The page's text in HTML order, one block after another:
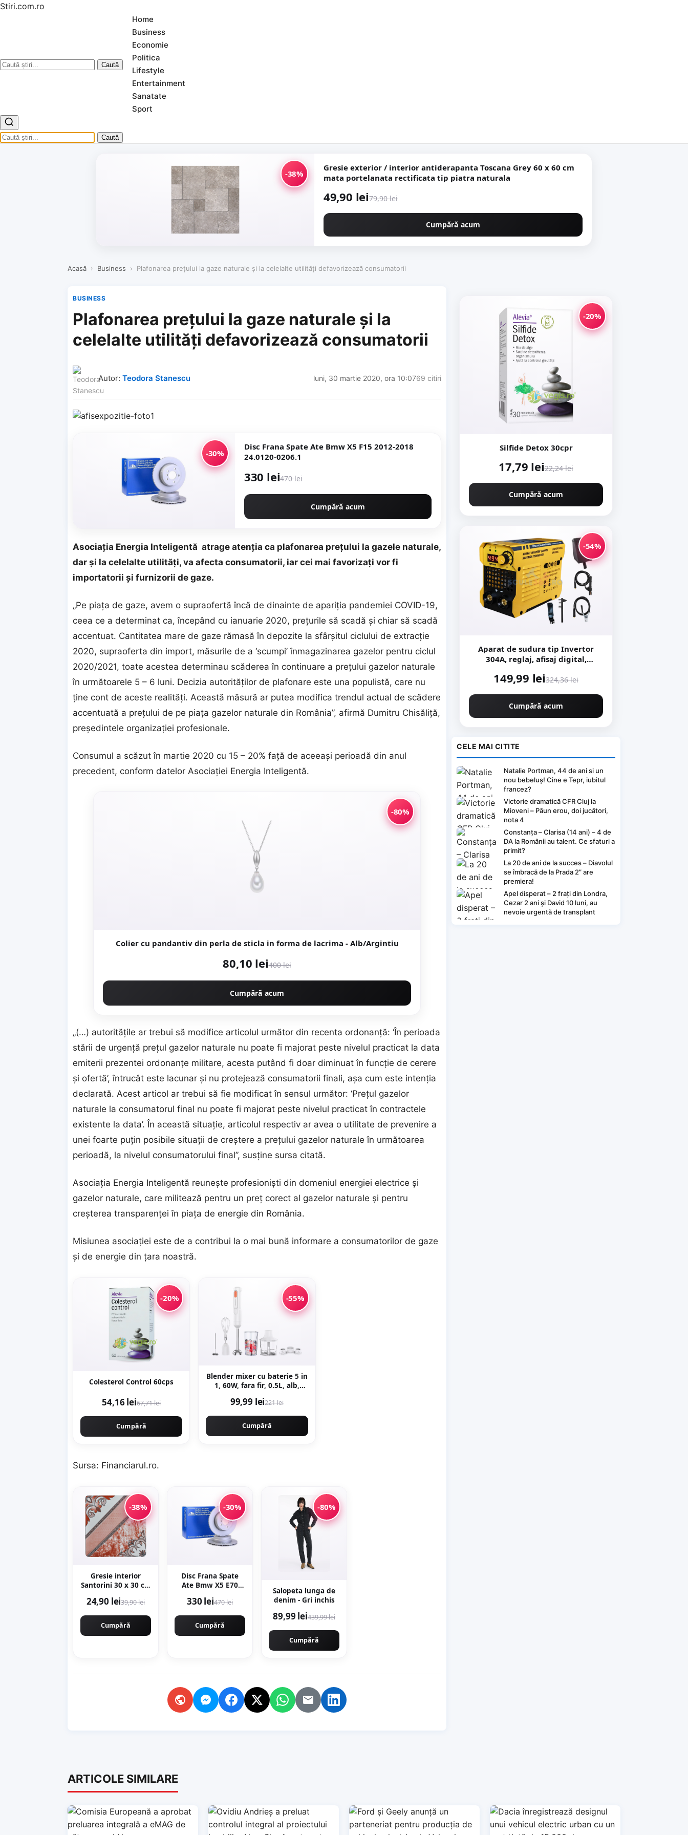
Stiri.com.ro
Caută
Home
Business
Economie
Politica
Lifestyle
Entertainment
Sanatate
Sport
Caută
-38%
Gresie exterior / interior antiderapanta Toscana Grey 60 x 60 cm
mata portelanata rectificata tip piatra naturala
49,90 lei79,90 lei
Cumpără acum
Acasă › Business › Plafonarea preţului la gaze naturale şi la celelalte utilităţi defavorizează consumatorii
BUSINESS
Plafonarea preţului la gaze naturale şi la
celelalte utilităţi defavorizează consumatorii
Autor: Teodora Stanescu luni, 30 martie 2020, ora 10:0769 citiri
-30%
Disc Frana Spate Ate Bmw X5 F15 2012-2018
24.0120-0206.1
330 lei470 lei
Cumpără acum
Asociaţia Energia Inteligentă atrage atenţia ca plafonarea preţului la gazele naturale,
dar şi la celelalte utilităţi, va afecta consumatorii, iar cei mai favorizaţi vor fi
importatorii şi furnizorii de gaze.
„Pe piaţa de gaze, avem o supraofertă încă de dinainte de apariţia pandemiei COVID-19,
ceea ce a determinat ca, începând cu ianuarie 2020, preţurile să scadă şi chiar să scadă
accentuat. Cantitatea mare de gaze rămasă în depozite la sfârşitul ciclului de extracţie
2020, supraoferta din import, măsurile de a ‘scumpi’ înmagazinarea gazelor pentru ciclul
2020/2021, toate acestea determinau scăderea în continuare a preţului gazelor naturale
în următoarele 5 – 6 luni. Decizia autorităţilor de plafonare este una populistă, care nu
ţine cont de aceste realităţi. Această măsură ar putea modifica trendul actual de scădere
accentuată a preţului de pe piaţa gazelor naturale din România”, afirmă Dumitru Chisăliţă,
preşedintele organizaţiei profesionale.
Consumul a scăzut în martie 2020 cu 15 – 20% faţă de aceeaşi perioadă din anul
precedent, conform datelor Asociaţiei Energia Inteligentă.
-80%
Colier cu pandantiv din perla de sticla in forma de lacrima - Alb/Argintiu
80,10 lei400 lei
Cumpără acum
„(…) autorităţile ar trebui să modifice articolul următor din recenta ordonanţă: ‘În perioada
stării de urgenţă preţul gazelor naturale nu poate fi majorat peste nivelul practicat la data
emiterii prezentei ordonanţe militare, acesta putând fi doar diminuat în funcţie de cerere
şi ofertă’, întrucât este lacunar şi nu protejează consumatorii finali, aşa cum este intenţia
declarată. Acest articol ar trebui să fie modificat în sensul următor: ‘Preţul gazelor
naturale la consumatorul final nu poate fi majorat peste nivelul practicat în contractele
existente la data’. În această situaţie, articolul respectiv ar avea o utilitate de prevenire a
unei foarte puţin posibile situaţii de creştere a preţului gazelor naturale în următoarea
perioadă, la nivelul consumatorului final”, susţine sursa citată.
Asociaţia Energia Inteligentă reuneşte profesionişti din domeniul energiei electrice şi
gazelor naturale, care militează pentru un preţ corect al gazelor naturale şi pentru
creşterea transparenţei în piaţa de energie din România.
Misiunea asociaţiei este de a contribui la o mai bună informare a consumatorilor de gaze
şi de energie din ţara noastră.
-20%
Colesterol Control 60cps
54,16 lei67,71 lei
Cumpără
-55%
Blender mixer cu baterie 5 in
1, 60W, fara fir, 0.5L, alb,
99,99 lei221 lei
Cumpără
Sursa: Financiarul.ro.
-38%
Gresie interior
Santorini 30 x 30 cm
24,90 lei39,90 lei
Cumpără
-30%
Disc Frana Spate
Ate Bmw X5 E70
0206.1
330 lei470 lei
Cumpără
-80%
Salopeta lunga de
denim - Gri inchis
89,99 lei439,99 lei
Cumpără
-20%
Silfide Detox 30cpr
17,79 lei22,24 lei
Cumpără acum
-54%
Aparat de sudura tip Invertor
304A, reglaj, afisaj digital,
Generation - URAL MASH
149,99 lei324,36 lei
Cumpără acum
CELE MAI CITITE
Natalie Portman, 44 de ani si un
nou bebeluș! Cine e Tepr, iubitul
francez?
Victorie dramatică CFR Cluj la
Mioveni – Păun erou, doi jucători,
nota 4
Constanța – Clarisa (14 ani) – 4 de
DA la Românii au talent. Ce sfaturi a
primit?
La 20 de ani de la succes – Diavolul
se îmbracă de la Prada 2” are
premiera!
Apel disperat – 2 frați din Londra,
Cezar 2 ani și David 10 luni, au
nevoie urgentă de transplant
ARTICOLE SIMILARE